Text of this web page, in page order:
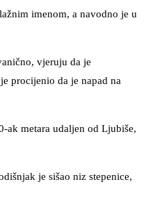
imenom, a navodno je u
vjeruju da je
procijenio da je napad na
ak metara udaljen od Ljubiše,
je sišao niz stepenice,